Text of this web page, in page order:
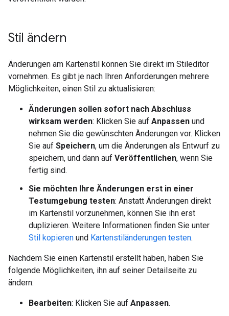
Stil ändern
Änderungen am Kartenstil können Sie direkt im Stileditor
vornehmen. Es gibt je nach Ihren Anforderungen mehrere
Möglichkeiten, einen Stil zu aktualisieren:
Änderungen sollen sofort nach Abschluss
wirksam werden: Klicken Sie auf Anpassen und
nehmen Sie die gewünschten Änderungen vor. Klicken
Sie auf Speichern, um die Änderungen als Entwurf zu
speichern, und dann auf Veröffentlichen, wenn Sie
fertig sind.
Sie möchten Ihre Änderungen erst in einer
Testumgebung testen: Anstatt Änderungen direkt
im Kartenstil vorzunehmen, können Sie ihn erst
duplizieren. Weitere Informationen finden Sie unter
Stil kopieren und Kartenstiländerungen testen.
Nachdem Sie einen Kartenstil erstellt haben, haben Sie
folgende Möglichkeiten, ihn auf seiner Detailseite zu
ändern:
Bearbeiten: Klicken Sie auf Anpassen.